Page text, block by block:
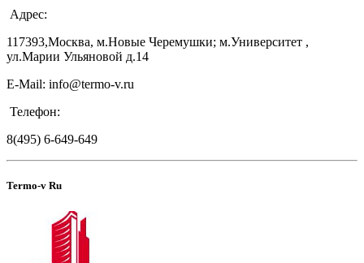
Адрес:
117393,Москва, м.Новые Черемушки; м.Университет ,
ул.Марии Ульяновой д.14
E-Mail: info@termo-v.ru
Телефон:
8(495) 6-649-649
Termo-v Ru